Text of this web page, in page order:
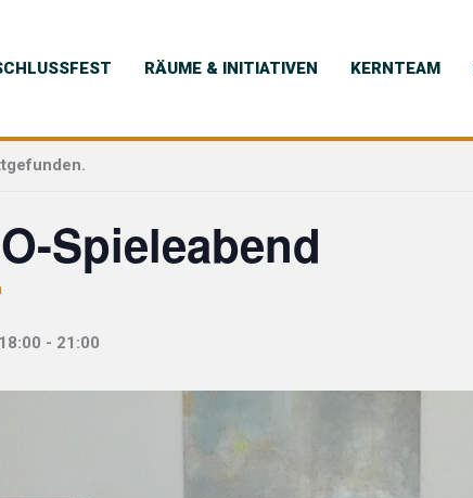
RÄUME & INITIATIVEN KERNTEAM
Spieleabend
- 21:00